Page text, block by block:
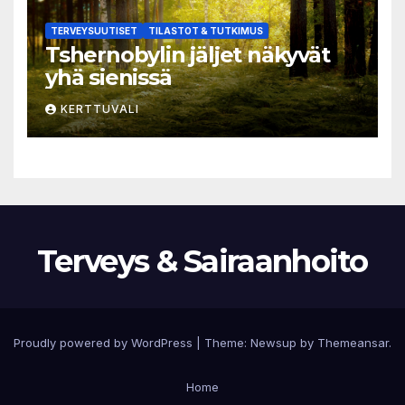
TERVEYSUUTISET TILASTOT & TUTKIMUS
Tshernobylin jäljet näkyvät
yhä sienissä
KERTTUVALI
Terveys & Sairaanhoito
Proudly powered by WordPress Theme: Newsup by Themeansar.
Home